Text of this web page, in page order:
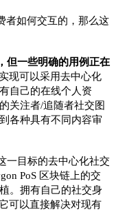
者如何交互的，那么这
但一些明确的用例正在
现可以采用去中心化
自己的在线个人资
关注者/追随者社交图
各种具有不同内容审
一目标的去中心化社交
PoS 区块链上的交
。拥有自己的社交身
可以直接解决对现有